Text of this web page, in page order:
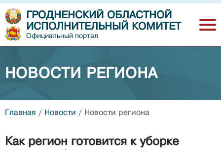
ГРОДНЕНСКИЙ ОБЛАСТНОЙ
ИСПОЛНИТЕЛЬНЫЙ КОМИТЕТ
Официальный портал
НОВОСТИ РЕГИОНА
Главная / Новости / Новости региона
Как регион готовится к уборке